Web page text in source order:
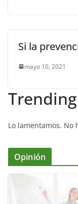
Si la
mayo 10, 2021
Trending
Lo lamentamos. No
Opinión